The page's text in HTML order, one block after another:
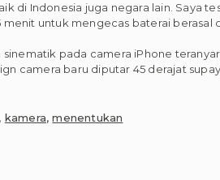
di Indonesia juga negara lain. Saya
untuk mengecas baterai berasal
pada camera iPhone
camera baru diputar 45 derajat
, kamera,menentukan